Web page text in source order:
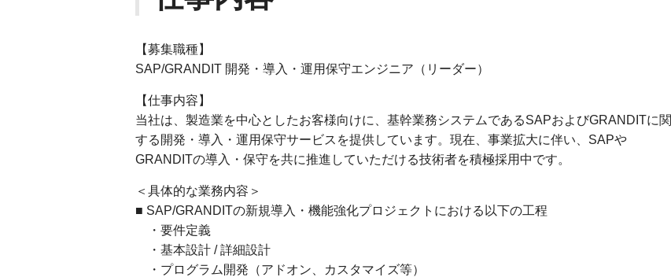
【募集職種】
SAP/GRANDIT 開発・導入・運用保守エンジニア（リーダー）
【仕事内容】
当社は、製造業を中心としたお客様向けに、基幹業務システムであるSAPおよびGRANDITに関
する開発・導入・運用保守サービスを提供しています。現在、事業拡大に伴い、SAPや
GRANDITの導入・保守を共に推進していただける技術者を積極採用中です。
＜具体的な業務内容＞
■ SAP/GRANDITの新規導入・機能強化プロジェクトにおける以下の工程
・要件定義
・基本設計 / 詳細設計
・プログラム開発（アドオン、カスタマイズ等）